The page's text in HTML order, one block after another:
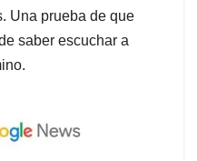
Una prueba de que
saber escuchar a